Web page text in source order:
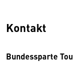
Kontakt
Bundessparte